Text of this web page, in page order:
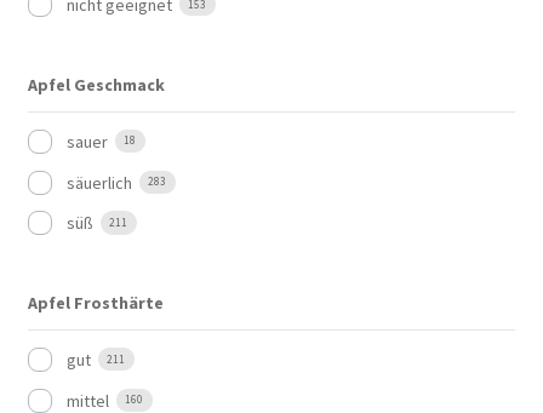
nicht geeignet 153
Apfel Geschmack
sauer 18
säuerlich 283
süß 211
Apfel Frosthärte
gut 211
mittel 160